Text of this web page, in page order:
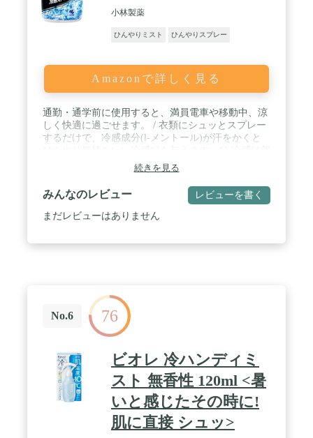
小林製薬
ひんやりミスト ひんやりスプレー
Amazonで詳しく見る
通勤・通学前に使用すると、満員電車や移動中、涼
しく快適に過ごせます。 / 衣類にシュッとスプレー
するだけで、冷感成分(l-メントール)が汗をかくと
人によって感じ方が異なります。 / 衣類についた汗
のにおいを消臭*2します。*2 スプレーした時だけ、
その範囲のみの効果です。 / 衣類についた菌を除菌
*3します。*3 すべての菌を除菌するわけではありま
せん。スプレーした時だけ、濡れた範囲のみの効果
続きを見る
みんなのレビュー レビューを書く
まだレビューはありません
No.6 76
ビオレ 冷ハンディミ
スト 無香性 120ml <暑
いと感じたその時に!
肌に直接 シュッ>